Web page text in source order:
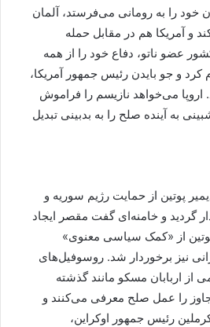
خود را به رومانی می‌فرستد، آلمان
و آمریکا هم در مقابل حمله
عضو ناتو، دفاع خود را از همه
کرد و جو بایدن رئیس جمهور آمریکا،
اروپا می‌خواهد نازیسم را فراموش
به آینده صلح را به بدبینی تبدیل
پوتین از حمایت رژیم سوریه و
گردید و خامنه‌ای گفت مقصر ایجاد
از «کمک سیاسی معنوی»
نیز برخوردار شد. روسوفیل‌های
از اربابان مسکو مانند گذشته
را عمل صلح معرفی می‌کنند و
رئیس جمهور اوکراین،